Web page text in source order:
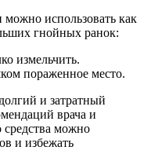
использовать как
гнойных ранок:
измельчить.
пораженное место.
и затратный
врача и
средства можно
и избежать